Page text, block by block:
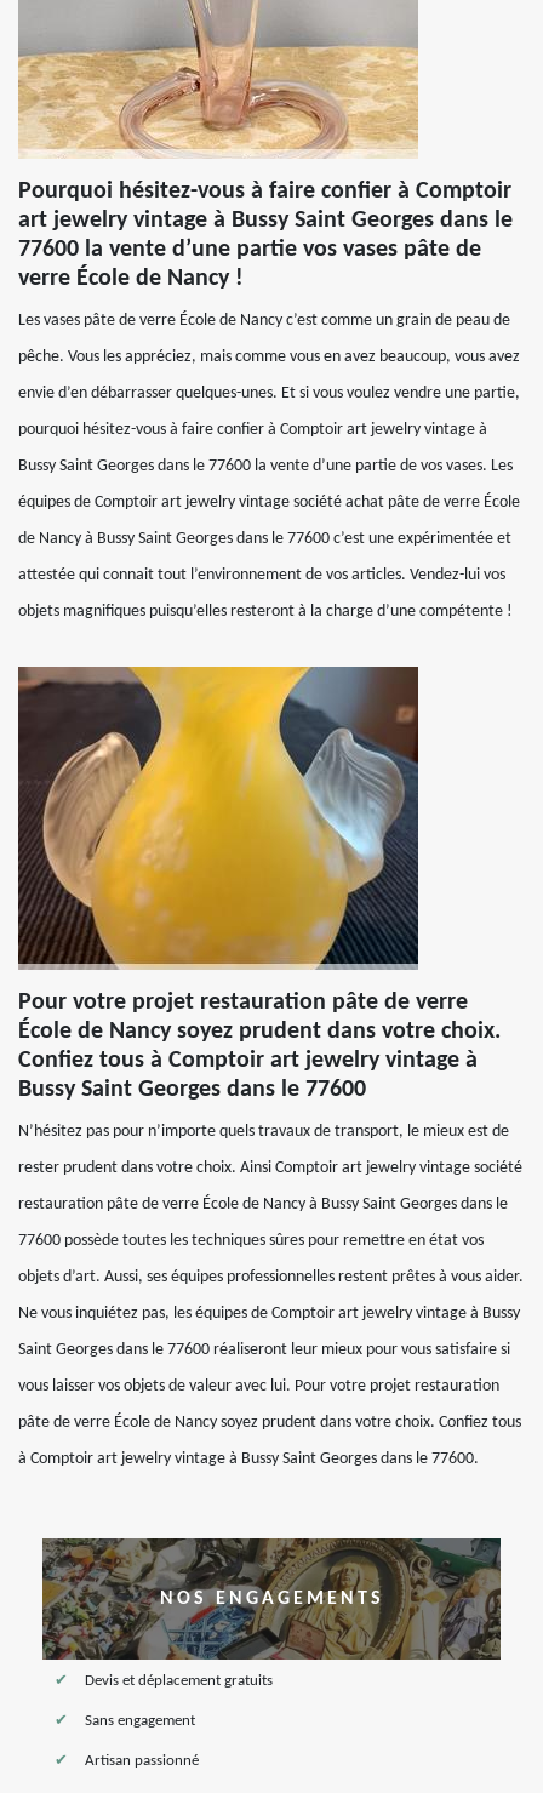
Pourquoi hésitez-vous à faire confier à Comptoir
art jewelry vintage à Bussy Saint Georges dans le
77600 la vente d’une partie vos vases pâte de
verre École de Nancy !
Les vases pâte de verre École de Nancy c’est comme un grain de peau de
pêche. Vous les appréciez, mais comme vous en avez beaucoup, vous avez
envie d’en débarrasser quelques-unes. Et si vous voulez vendre une partie,
pourquoi hésitez-vous à faire confier à Comptoir art jewelry vintage à
Bussy Saint Georges dans le 77600 la vente d’une partie de vos vases. Les
équipes de Comptoir art jewelry vintage société achat pâte de verre École
de Nancy à Bussy Saint Georges dans le 77600 c’est une expérimentée et
attestée qui connait tout l’environnement de vos articles. Vendez-lui vos
objets magnifiques puisqu’elles resteront à la charge d’une compétente !
Pour votre projet restauration pâte de verre
École de Nancy soyez prudent dans votre choix.
Confiez tous à Comptoir art jewelry vintage à
Bussy Saint Georges dans le 77600
N’hésitez pas pour n’importe quels travaux de transport, le mieux est de
rester prudent dans votre choix. Ainsi Comptoir art jewelry vintage société
restauration pâte de verre École de Nancy à Bussy Saint Georges dans le
77600 possède toutes les techniques sûres pour remettre en état vos
objets d’art. Aussi, ses équipes professionnelles restent prêtes à vous aider.
Ne vous inquiétez pas, les équipes de Comptoir art jewelry vintage à Bussy
Saint Georges dans le 77600 réaliseront leur mieux pour vous satisfaire si
vous laisser vos objets de valeur avec lui. Pour votre projet restauration
pâte de verre École de Nancy soyez prudent dans votre choix. Confiez tous
à Comptoir art jewelry vintage à Bussy Saint Georges dans le 77600.
NOS ENGAGEMENTS
Devis et déplacement gratuits
Sans engagement
Artisan passionné